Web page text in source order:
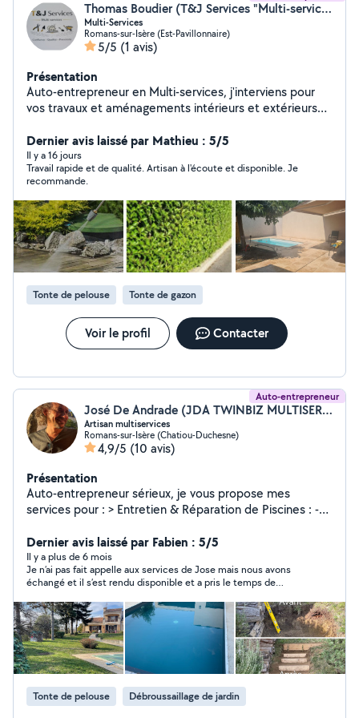
Thomas Boudier (T&J Services "Multi-services")
Multi-Services
Romans-sur-Isère (Est-Pavillonnaire)
5/5 (1 avis)
Présentation
Auto-entrepreneur en Multi-services, j'interviens pour
vos travaux et aménagements intérieurs et extérieurs
Travaux & aménagements (ext & int) Petits travaux
d'aménagement, d'entretien, de réparation et de
nettoyage Espaces verts Entretien des espaces verts
(tonte, taille, débroussaillage, plantation, clôture)
Services complémentaires Débarras, évacuation de
déchets verts, transport occasionnel (fourgon) Sérieux,
ponctuel et soigneux, je me déplace pour voir les
travaux à réaliser afin de proposer une solution adaptée
et un devis clair et gratuit. N'hésitez pas à me contacter
pour en discuter.
Dernier avis laissé par Mathieu : 5/5
Il y a 16 jours
Travail rapide et de qualité. Artisan à l'écoute et disponible. Je
recommande.
Tonte de pelouse Tonte de gazon
Voir le profil Contacter
Auto-entrepreneur
José De Andrade (JDA TWINBIZ MULTISERVICES)
Artisan multiservices
Romans-sur-Isère (Chatiou-Duchesne)
4,9/5 (10 avis)
Présentation
Auto-entrepreneur sérieux, je vous propose mes
services pour : > Entretien & Réparation de Piscines : -
d'eau verte ou trouble - Le remplacement de pièces
(pompes, filtres, etc.) - Le nettoyage complet,
l'hivernage et la remise en route > Jardin : -Possibilité de
contrat d'entretien -Tonte de pelouses -Taille haies et
arbustes -Dimensionnement et pose d'arrosage intégré
-Évacuation des déchets végétaux > Maison : -
Assemblage de meubles -Montage de cuisines -Peinture
et réparations de murs et plafonds -Électricité et
plomberie -Installation de motorisations de portail -
Nettoyage des façades, murs et terrasses -Installation
de parquet et plinthes -Création et installation de
Dernier avis laissé par Fabien : 5/5
Il y a plus de 6 mois
Je n’ai pas fait appelle aux services de Jose mais nous avons
échangé et il s’est rendu disponible et a pris le temps de
Tonte de pelouse Débroussaillage de jardin